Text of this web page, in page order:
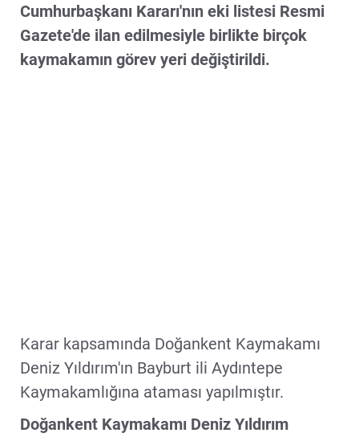
Cumhurbaşkanı Kararı'nın eki listesi Resmi
Gazete'de ilan edilmesiyle birlikte birçok
kaymakamın görev yeri değiştirildi.
Karar kapsamında Doğankent Kaymakamı
Deniz Yıldırım'ın Bayburt ili Aydıntepe
Kaymakamlığına ataması yapılmıştır.
Doğankent Kaymakamı Deniz Yıldırım